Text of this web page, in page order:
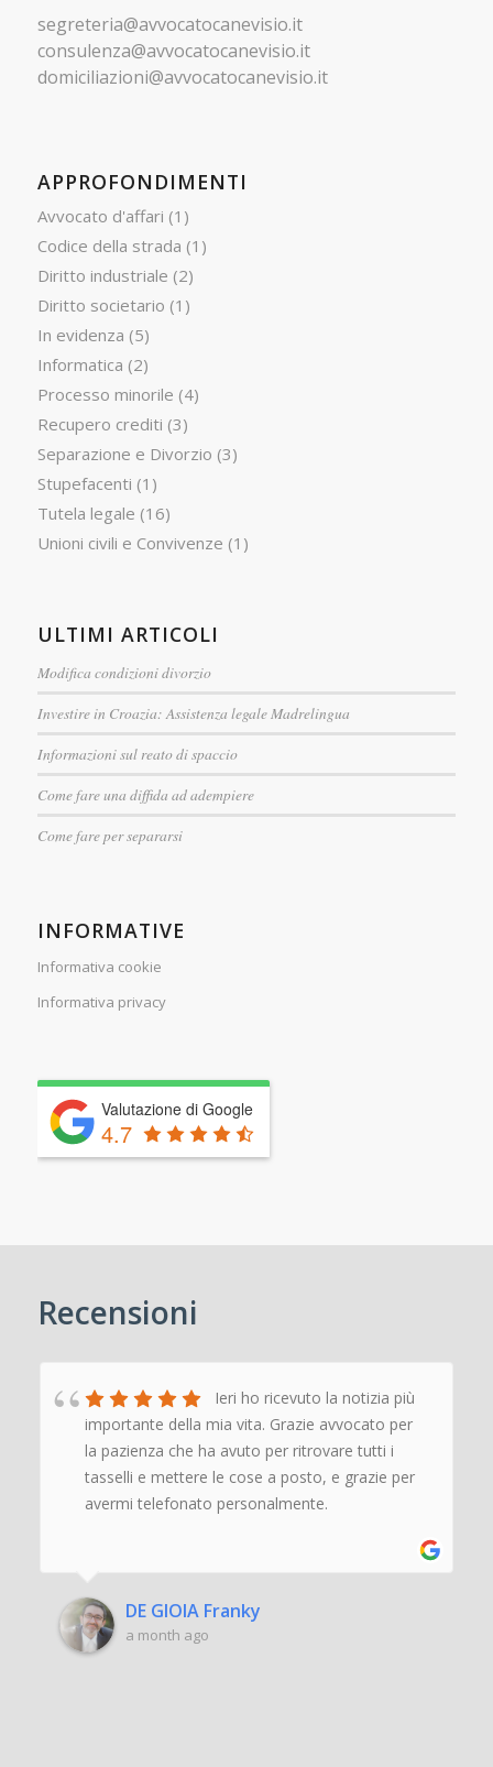
segreteria@avvocatocanevisio.it
consulenza@avvocatocanevisio.it
domiciliazioni@avvocatocanevisio.it
APPROFONDIMENTI
Avvocato d'affari (1)
Codice della strada (1)
Diritto industriale (2)
Diritto societario (1)
In evidenza (5)
Informatica (2)
Processo minorile (4)
Recupero crediti (3)
Separazione e Divorzio (3)
Stupefacenti (1)
Tutela legale (16)
Unioni civili e Convivenze (1)
ULTIMI ARTICOLI
Modifica condizioni divorzio
Investire in Croazia: Assistenza legale Madrelingua
Informazioni sul reato di spaccio
Come fare una diffida ad adempiere
Come fare per separarsi
INFORMATIVE
Informativa cookie
Informativa privacy
Valutazione di Google
4.7
Recensioni
Ieri ho ricevuto la notizia più
importante della mia vita. Grazie avvocato per
la pazienza che ha avuto per ritrovare tutti i
tasselli e mettere le cose a posto, e grazie per
avermi telefonato personalmente.
DE GIOIA Franky
a month ago